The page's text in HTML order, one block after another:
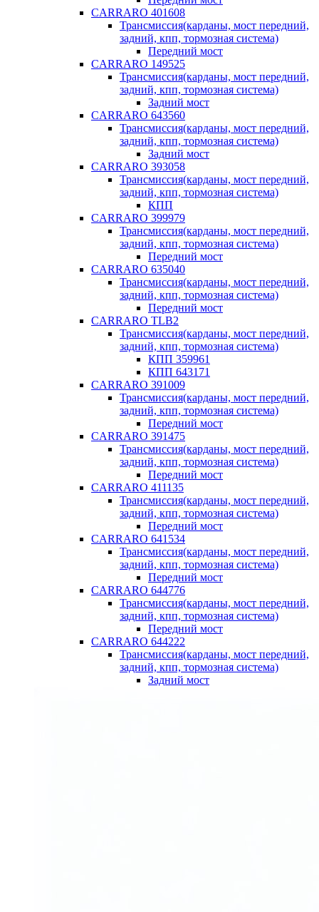
CARRARO 401608
Трансмиссия(карданы, мост передний,
задний, кпп, тормозная система)
Передний мост
CARRARO 149525
Трансмиссия(карданы, мост передний,
задний, кпп, тормозная система)
Задний мост
CARRARO 643560
Трансмиссия(карданы, мост передний,
задний, кпп, тормозная система)
Задний мост
CARRARO 393058
Трансмиссия(карданы, мост передний,
задний, кпп, тормозная система)
КПП
CARRARO 399979
Трансмиссия(карданы, мост передний,
задний, кпп, тормозная система)
Передний мост
CARRARO 635040
Трансмиссия(карданы, мост передний,
задний, кпп, тормозная система)
Передний мост
CARRARO TLB2
Трансмиссия(карданы, мост передний,
задний, кпп, тормозная система)
КПП 359961
КПП 643171
CARRARO 391009
Трансмиссия(карданы, мост передний,
задний, кпп, тормозная система)
Передний мост
CARRARO 391475
Трансмиссия(карданы, мост передний,
задний, кпп, тормозная система)
Передний мост
CARRARO 411135
Трансмиссия(карданы, мост передний,
задний, кпп, тормозная система)
Передний мост
CARRARO 641534
Трансмиссия(карданы, мост передний,
задний, кпп, тормозная система)
Передний мост
CARRARO 644776
Трансмиссия(карданы, мост передний,
задний, кпп, тормозная система)
Передний мост
CARRARO 644222
Трансмиссия(карданы, мост передний,
задний, кпп, тормозная система)
Задний мост